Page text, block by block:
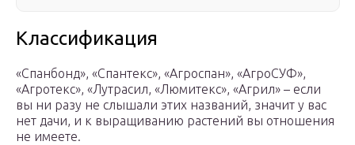
Классификация
«Спанбонд», «Спантекс», «Агроспан», «АгроСУФ»,
«Агротекс», «Лутрасил, «Люмитекс», «Агрил» – если
вы ни разу не слышали этих названий, значит у вас
нет дачи, и к выращиванию растений вы отношения
не имеете.